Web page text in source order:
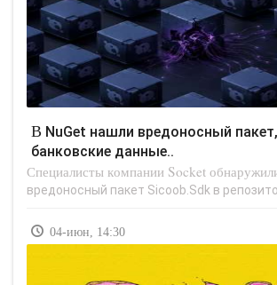
В NuGet нашли вредоносный пакет, ворующий
банковские данные..
Специалисты компании Socket
вредоносный пакет Sicoob.Sdk в
04-июн, 14:30